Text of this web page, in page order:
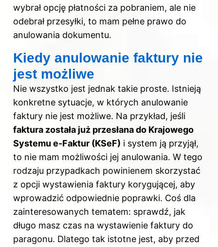
wybrał opcję płatności za pobraniem, ale nie
odebrał przesyłki, to mam pełne prawo do
anulowania dokumentu.
Kiedy anulowanie faktury nie
jest możliwe
Nie wszystko jest jednak takie proste. Istnieją
konkretne sytuacje, w których anulowanie
faktury nie jest możliwe. Na przykład, jeśli
faktura została już przesłana do Krajowego
Systemu e-Faktur (KSeF) i system ją przyjął,
to nie mam możliwości jej anulowania. W tego
rodzaju przypadkach powinienem skorzystać
z opcji wystawienia faktury korygującej, aby
wprowadzić odpowiednie poprawki. Coś dla
zainteresowanych tematem: sprawdź, jak
długo masz czas na wystawienie faktury do
paragonu. Dlatego tak istotne jest, aby przed